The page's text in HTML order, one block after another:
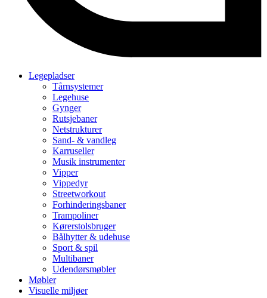
Legepladser
Tårnsystemer
Legehuse
Gynger
Rutsjebaner
Netstrukturer
Sand- & vandleg
Karruseller
Musik instrumenter
Vipper
Vippedyr
Streetworkout
Forhinderingsbaner
Trampoliner
Kørerstolsbruger
Bålhytter & udehuse
Sport & spil
Multibaner
Udendørsmøbler
Møbler
Visuelle miljøer